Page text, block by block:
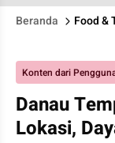
Beranda Food &
Konten dari
Danau
Lokasi,